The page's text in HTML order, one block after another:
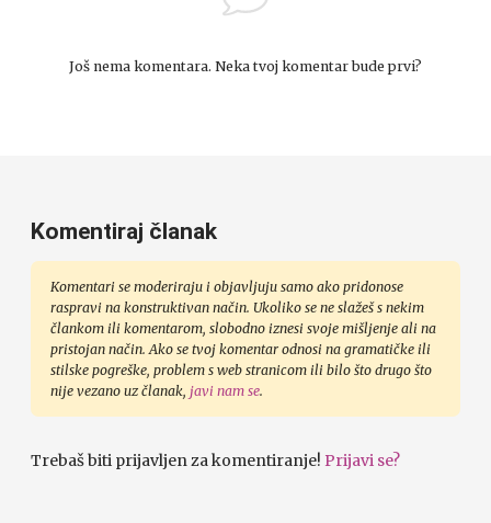
Još nema komentara. Neka tvoj komentar bude prvi?
Komentiraj članak
Komentari se moderiraju i objavljuju samo ako pridonose
raspravi na konstruktivan način. Ukoliko se ne slažeš s nekim
člankom ili komentarom, slobodno iznesi svoje mišljenje ali na
pristojan način. Ako se tvoj komentar odnosi na gramatičke ili
stilske pogreške, problem s web stranicom ili bilo što drugo što
nije vezano uz članak, javi nam se.
Trebaš biti prijavljen za komentiranje! Prijavi se?